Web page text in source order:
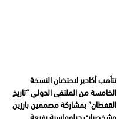
تتأهب أكادير لاحتضان النسخة
الخامسة من الملتقى الدولي “تاريخ
القفطان” بمشاركة مصممين بارزين